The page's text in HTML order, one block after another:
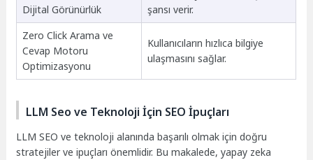
Dijital Görünürlük
şansı verir.
Zero Click Arama ve
Cevap Motoru
Optimizasyonu
Kullanıcıların hızlıca bilgiye
ulaşmasını sağlar.
LLM Seo ve Teknoloji İçin SEO İpuçları
LLM SEO ve teknoloji alanında başarılı olmak için doğru
stratejiler ve ipuçları önemlidir. Bu makalede, yapay zeka